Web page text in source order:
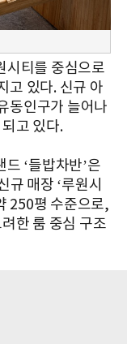
시티를 중심으로
고 있다. 신규 아
동인구가 늘어나
고 있다.
‘들밥차반’은
규 매장 ‘루원시
250평 수준으로,
한 룸 중심 구조